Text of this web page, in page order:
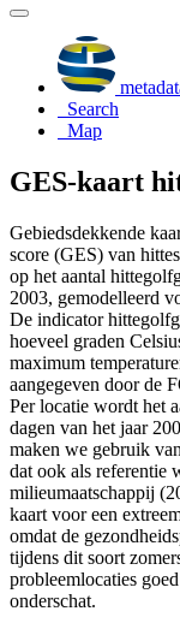
Search
Map
GES-kaart
Gebiedsdekkende
score (GES) van
op het aantal
2003, gemodelleerd
De indicator
hoeveel graden
maximum
aangegeven door de
Per locatie wordt het
dagen van het jaar
maken we gebruik
dat ook als referentie
milieumaatschappij
kaart voor een
omdat de
tijdens dit soort
probleemlocaties
onderschat.